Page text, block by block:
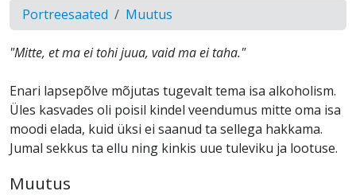
Portreesaated Muutus
"Mitte, et ma ei tohi juua, vaid ma ei taha."
Enari lapsepõlve mõjutas tugevalt tema isa alkoholism.
Üles kasvades oli poisil kindel veendumus mitte oma isa
moodi elada, kuid üksi ei saanud ta sellega hakkama.
Jumal sekkus ta ellu ning kinkis uue tuleviku ja lootuse.
Muutus